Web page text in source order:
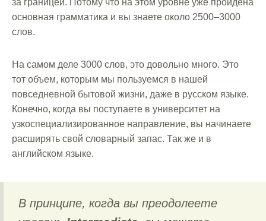
за границей. Потому что на этом уровне уже пройдена
основная грамматика и вы знаете около 2500–3000
слов.
На самом деле 3000 слов, это довольно много. Это
тот объем, которым мы пользуемся в нашей
повседневной бытовой жизни, даже в русском языке.
Конечно, когда вы поступаете в университет на
узкоспециализированное направление, вы начинаете
расширять свой словарный запас. Так же и в
английском языке.
В принципе, когда вы преодолеете